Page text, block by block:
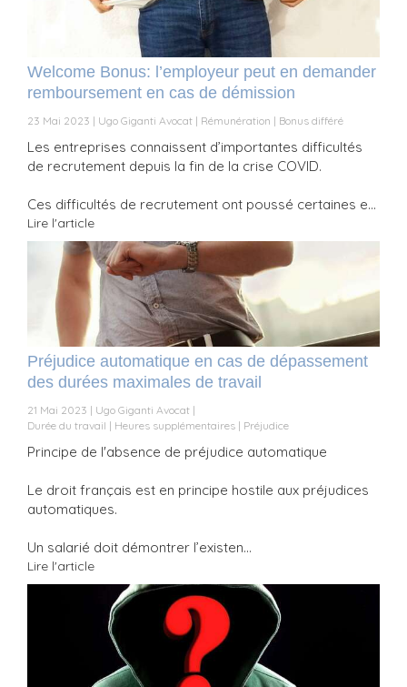
Welcome Bonus: l’employeur peut en demander
remboursement en cas de démission
23 Mai 2023 Ugo Giganti Avocat Rémunération Bonus différé
Les entreprises connaissent d’importantes difficultés
de recrutement depuis la fin de la crise COVID.
Ces difficultés de recrutement ont poussé certaines e...
Lire l'article
Préjudice automatique en cas de dépassement
des durées maximales de travail
21 Mai 2023
Ugo Giganti Avocat
Durée du travail
Heures supplémentaires Préjudice
Principe de l'absence de préjudice automatique
Le droit français est en principe hostile aux préjudices
automatiques.
Un salarié doit démontrer l’existen...
Lire l'article